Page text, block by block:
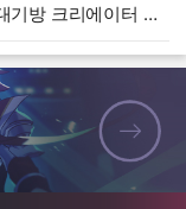
8/13(목) 네블론 레이드 라이브 방송 대기방 크리에이터 모집 안내